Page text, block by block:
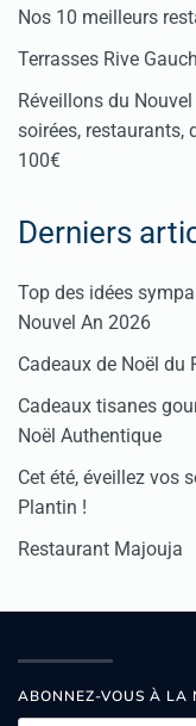
Nos 10 meilleurs
Terrasses Rive
Réveillons du
soirées, restaurants,
100€
Derniers
Top des idées
Nouvel An 2026
Cadeaux de Noël du
Cadeaux tisanes
Noël Authentique
Cet été, éveillez vos
Plantin !
Restaurant Majouja
ABONNEZ-VOUS À LA